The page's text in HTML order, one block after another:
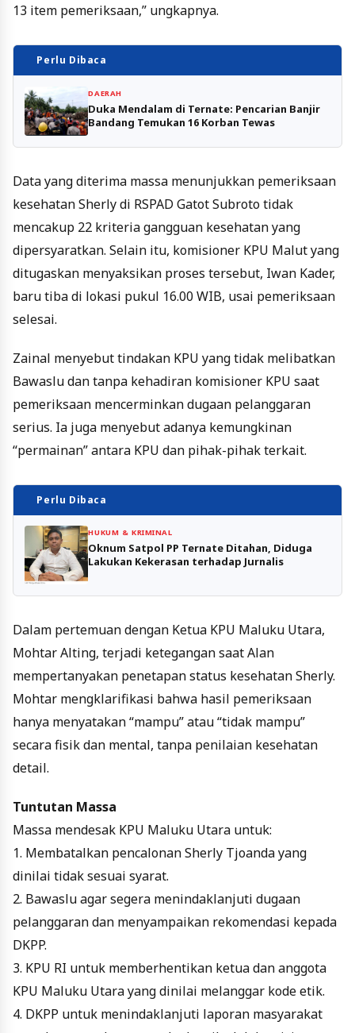
13 item pemeriksaan,” ungkapnya.
Perlu Dibaca
DAERAH
Duka Mendalam di Ternate: Pencarian Banjir
Bandang Temukan 16 Korban Tewas
Data yang diterima massa menunjukkan pemeriksaan
kesehatan Sherly di RSPAD Gatot Subroto tidak
mencakup 22 kriteria gangguan kesehatan yang
dipersyaratkan. Selain itu, komisioner KPU Malut yang
ditugaskan menyaksikan proses tersebut, Iwan Kader,
baru tiba di lokasi pukul 16.00 WIB, usai pemeriksaan
selesai.
Zainal menyebut tindakan KPU yang tidak melibatkan
Bawaslu dan tanpa kehadiran komisioner KPU saat
pemeriksaan mencerminkan dugaan pelanggaran
serius. Ia juga menyebut adanya kemungkinan
“permainan” antara KPU dan pihak-pihak terkait.
Perlu Dibaca
HUKUM & KRIMINAL
Oknum Satpol PP Ternate Ditahan, Diduga
Lakukan Kekerasan terhadap Jurnalis
Dalam pertemuan dengan Ketua KPU Maluku Utara,
Mohtar Alting, terjadi ketegangan saat Alan
mempertanyakan penetapan status kesehatan Sherly.
Mohtar mengklarifikasi bahwa hasil pemeriksaan
hanya menyatakan “mampu” atau “tidak mampu”
secara fisik dan mental, tanpa penilaian kesehatan
detail.
Tuntutan Massa
Massa mendesak KPU Maluku Utara untuk:
1. Membatalkan pencalonan Sherly Tjoanda yang
dinilai tidak sesuai syarat.
2. Bawaslu agar segera menindaklanjuti dugaan
pelanggaran dan menyampaikan rekomendasi kepada
DKPP.
3. KPU RI untuk memberhentikan ketua dan anggota
KPU Maluku Utara yang dinilai melanggar kode etik.
4. DKPP untuk menindaklanjuti laporan masyarakat